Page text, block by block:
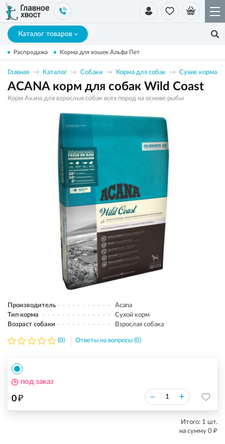
Каталог товаров
Распродажа Корма для кошек Альфа Пет
Главная Каталог Собаки Корма для собак Сухие корма
ACANA корм для собак Wild Coast
Корм Акана для взрослых собак всех пород на основе рыбы
Производитель
Acana
Тип корма
Сухой корм
Возраст собаки
Взрослая собака
(0) Ответы на вопросы (0)
0₽ – +
под заказ
Итого: 1 шт.
на сумму 0 ₽